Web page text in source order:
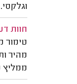
וגלקסי.
חוות
טימור
מהיר
ממליץ